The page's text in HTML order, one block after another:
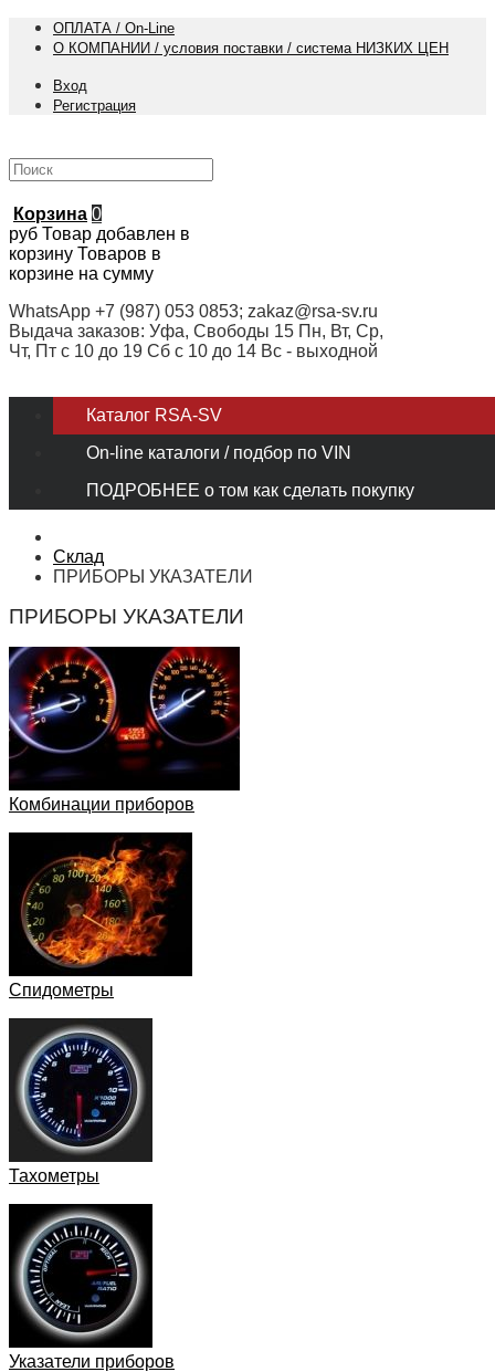
ОПЛАТА / On-Line
О КОМПАНИИ / условия поставки / система НИЗКИХ ЦЕН
Вход
Регистрация
Корзина 0
руб Товар добавлен в
корзину Товаров в
корзине на сумму
WhatsApp +7 (987) 053 0853; zakaz@rsa-sv.ru
Выдача заказов: Уфа, Свободы 15 Пн, Вт, Ср,
Чт, Пт с 10 до 19 Сб с 10 до 14 Вс - выходной
Каталог RSA-SV
On-line каталоги / подбор по VIN
ПОДРОБНЕЕ о том как сделать покупку
Склад
ПРИБОРЫ УКАЗАТЕЛИ
ПРИБОРЫ УКАЗАТЕЛИ
Комбинации приборов
Спидометры
Тахометры
Указатели приборов